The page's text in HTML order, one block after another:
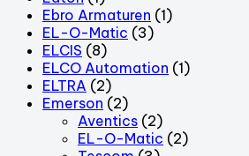
Ebro Armaturen (1)
EL-O-Matic (3)
ELCIS (8)
ELCO Automation (1)
ELTRA (2)
Emerson (2)
Aventics (2)
EL-O-Matic (2)